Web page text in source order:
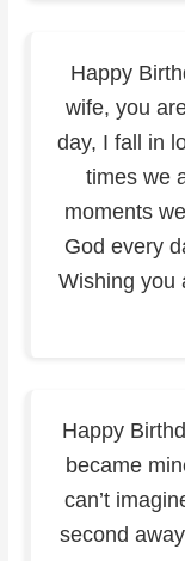
Happy
wife, you
day, I fall in
times we
moments
God every
Wishing you
Happy
became
can’t
second